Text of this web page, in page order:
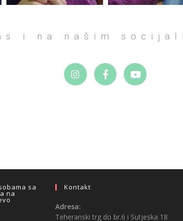
i na našim
sa
na
Kontakt
Adresa:
Teheranski trg do br.6 i Sutjeska 18